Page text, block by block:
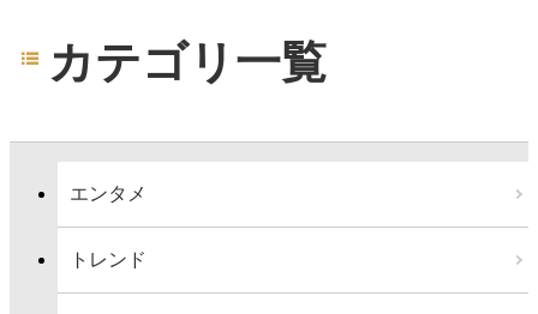
カテゴリ一覧
エンタメ
トレンド